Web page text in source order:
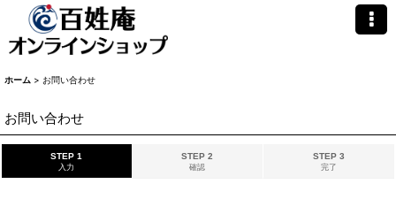
ホーム > お問い合わせ
お問い合わせ
STEP 1
入力
STEP 2
確認
STEP 3
完了